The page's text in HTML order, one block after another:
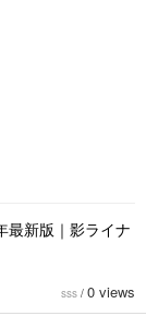
最新版｜影ライナ
sss / 0 views